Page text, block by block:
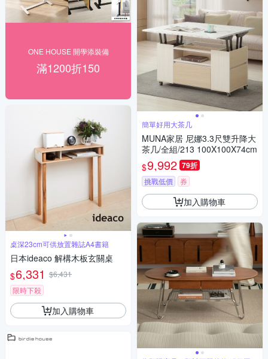
ONE HOUSE 開學添裝備
滿1200折150
桌深23cm可供放置雜誌A4書籍
日本ideaco 解構木板玄關桌
$6,331 $6,431
限時下殺
加入購物車
簡單好用大茶几
MUNA家居 尼娜3.3尺雙升降大
茶几/全組/213 100X100X74cm
$9,992 79折
挑戰低價 券
加入購物車